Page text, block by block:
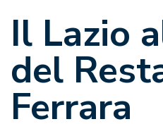
Il Lazio
del
Ferrara